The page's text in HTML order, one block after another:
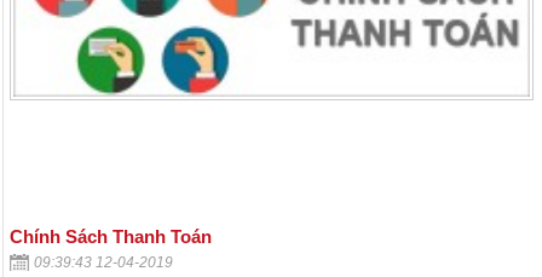
Chính Sách Thanh Toán
09:39:43 12-04-2019